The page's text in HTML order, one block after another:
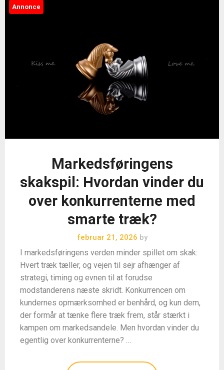
Annonce
Markedsføringens
skakspil: Hvordan vinder du
over konkurrenterne med
smarte træk?
februar 21, 2026 by
I markedsføringens verden minder spillet om skak:
Hvert træk tæller, og vejen til sejr afhænger af
strategi, timing og evnen til at forudse
modstanderens næste skridt. Konkurrencen om
kundernes opmærksomhed er benhård, og kun dem,
der formår at tænke flere træk frem, står stærkt i
kampen om markedsandele. Men hvordan vinder du
egentlig over konkurrenterne? …